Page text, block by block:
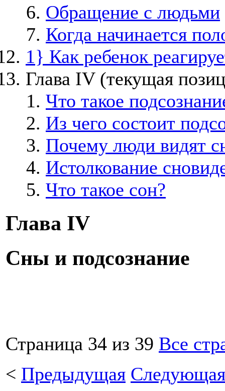
Обращение с людьми
Когда начинается
1} Как ребенок
Глава IV(текущая
Что такое
Из чего состоит
Почему люди видят
Истолкование
Что такое сон?
Глава IV
Сны и подсознание
Страница 34 из 39 Все
< Предыдущая Следующая